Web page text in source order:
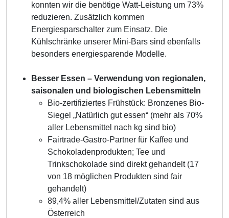
konnten wir die benötige Watt-Leistung um 73%
reduzieren. Zusätzlich kommen
Energiesparschalter zum Einsatz. Die
Kühlschränke unserer Mini-Bars sind ebenfalls
besonders energiesparende Modelle.
Besser Essen – Verwendung von regionalen,
saisonalen und biologischen Lebensmitteln
Bio-zertifiziertes Frühstück: Bronzenes Bio-
Siegel „Natürlich gut essen“ (mehr als 70%
aller Lebensmittel nach kg sind bio)
Fairtrade-Gastro-Partner für Kaffee und
Schokoladenprodukten; Tee und
Trinkschokolade sind direkt gehandelt (17
von 18 möglichen Produkten sind fair
gehandelt)
89,4% aller Lebensmittel/Zutaten sind aus
Österreich